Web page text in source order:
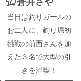
当日は釣りガールの
お二人に、釣り堀初
挑戦の前西さんを加
えた３名で大型の引
きを満喫！